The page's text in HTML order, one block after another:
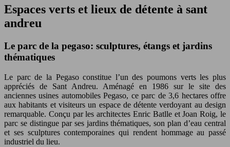
Espaces verts et lieux de détente à sant
andreu
Le parc de la pegaso: sculptures, étangs et jardins
thématiques
Le parc de la Pegaso constitue l’un des poumons verts les plus
appréciés de Sant Andreu. Aménagé en 1986 sur le site des
anciennes usines automobiles Pegaso, ce parc de 3,6 hectares offre
aux habitants et visiteurs un espace de détente verdoyant au design
remarquable. Conçu par les architectes Enric Batlle et Joan Roig, le
parc se distingue par ses jardins thématiques, son plan d’eau central
et ses sculptures contemporaines qui rendent hommage au passé
industriel du lieu.